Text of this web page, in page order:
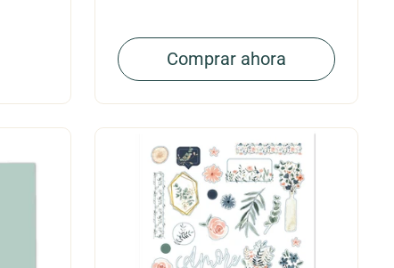
Comprar ahora